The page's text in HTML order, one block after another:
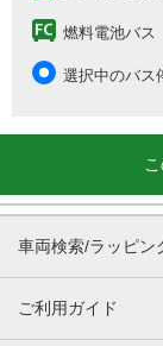
燃料電池バス
選択中のバス
車両検索/ラッピン
ご利用ガイド